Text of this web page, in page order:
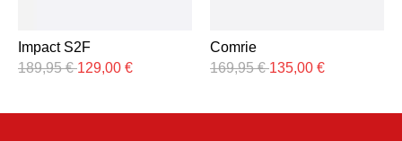
Impact S2F
189,95€ 129,00 €
Comrie
169,95€ 135,00 €